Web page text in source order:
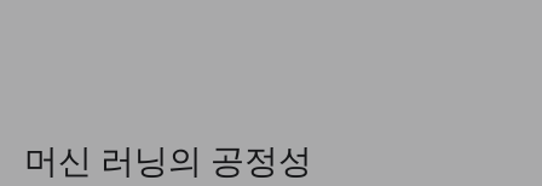
머신 러닝의 공정성